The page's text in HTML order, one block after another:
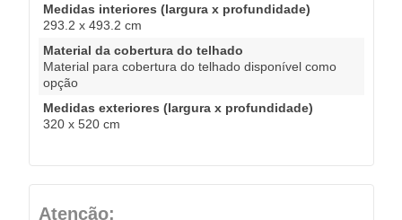
Medidas interiores (largura x profundidade)
293.2 x 493.2 cm
Material da cobertura do telhado
Material para cobertura do telhado disponível como
opção
Medidas exteriores (largura x profundidade)
320 x 520 cm
Atenção: